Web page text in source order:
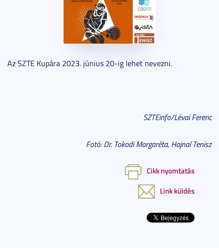
Az SZTE Kupára 2023. június 20-ig lehet nevezni.
SZTEinfo/Lévai Ferenc
Fotó: Dr. Tokodi Margaréta, Hajnal Tenisz
Cikk nyomtatás
Link küldés